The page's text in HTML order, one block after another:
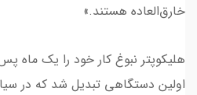
خارق‌العاده هستند.»
هلیکوپتر نبوغ کار خود را یک ماه
اولین دستگاهی تبدیل شد که در